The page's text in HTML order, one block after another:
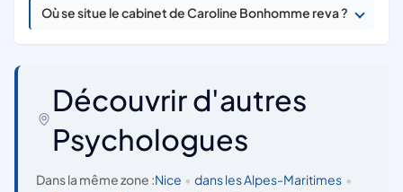
Où se situe le cabinet de Caroline Bonhomme reva ?
Découvrir d'autres
Psychologues
Dans la même zone :Nice • dans les Alpes-Maritimes •